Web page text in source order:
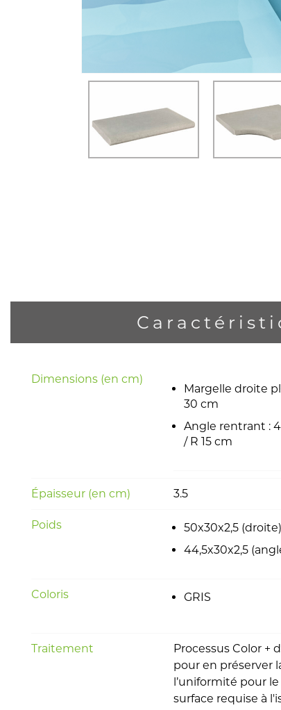
Dimensions (en cm)
Margelle droite
30 cm
Angle rentrant :
/ R 15 cm
Épaisseur (en cm) 3.5
Poids
50x30x2,5
44,5x30x2,5
Coloris GRIS
Traitement
Processus Color +
pour en préserver
l’uniformité pour
surface requise à